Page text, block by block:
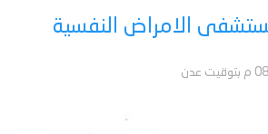
الامراض النفسية